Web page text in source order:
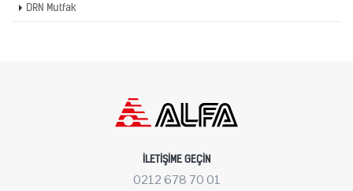
DRN Mutfak
İLETIŞIME GEÇIN
0212 678 70 01